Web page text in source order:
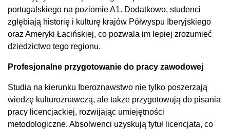
portugalskiego na poziomie A1. Dodatkowo, studenci
zgłębiają historię i kulturę krajów Półwyspu Iberyjskiego
oraz Ameryki Łacińskiej, co pozwala im lepiej zrozumieć
dziedzictwo tego regionu.
Profesjonalne przygotowanie do pracy zawodowej
Studia na kierunku Iberoznawstwo nie tylko poszerzają
wiedzę kulturoznawczą, ale także przygotowują do pisania
pracy licencjackiej, rozwijając umiejętności
metodologiczne. Absolwenci uzyskują tytuł licencjata, co